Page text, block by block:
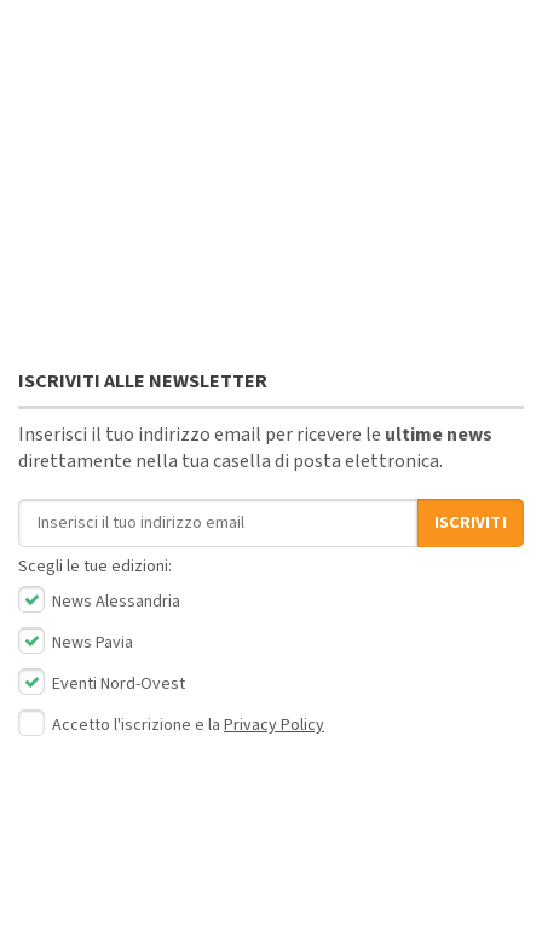
ISCRIVITI ALLE NEWSLETTER
Inserisci il tuo indirizzo email per ricevere le ultime news
direttamente nella tua casella di posta elettronica.
Indirizzo email
ISCRIVITI
Scegli le tue edizioni:
News Alessandria
News Pavia
Eventi Nord-Ovest
Accetto l'iscrizione e la Privacy Policy